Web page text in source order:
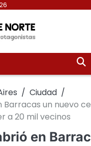
Ciudad
Barracas un nuevo
a 20 mil vecinos
en